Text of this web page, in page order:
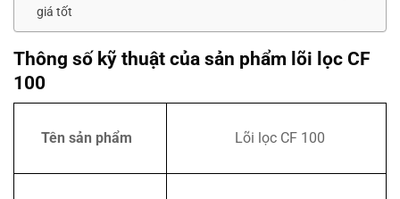
giá tốt
Thông số kỹ thuật của sản phẩm lõi lọc CF
100
Tên sản phẩm Lõi lọc CF 100